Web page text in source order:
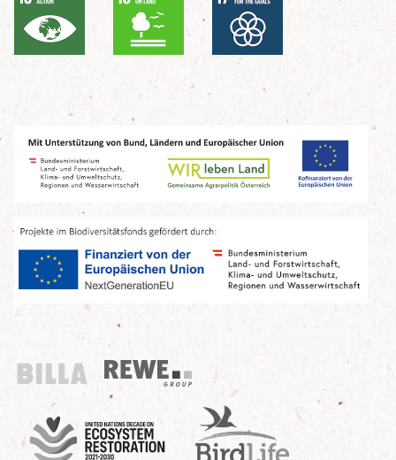
Billa
REWE Group
UN Decade
Birdlife